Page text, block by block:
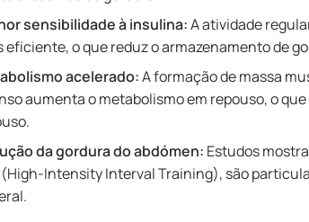
sensibilidade à insulina:A atividade
eficiente, o que reduz o armazenamento de
acelerado:A formação de massa
aumenta o metabolismo em repouso, o
da gordura do abdómen: Estudos
(High-Intensity Interval Training), são